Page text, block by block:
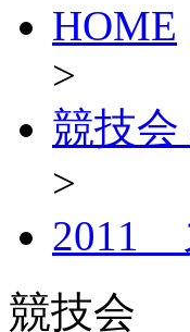
HOME
>
競技会
>
2011
競技会